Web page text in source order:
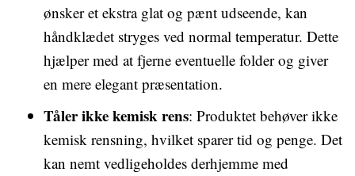
ønsker et ekstra glat og pænt udseende, kan
håndklædet stryges ved normal temperatur. Dette
hjælper med at fjerne eventuelle folder og giver
en mere elegant præsentation.
Tåler ikke kemisk rens: Produktet behøver ikke
kemisk rensning, hvilket sparer tid og penge. Det
kan nemt vedligeholdes derhjemme med